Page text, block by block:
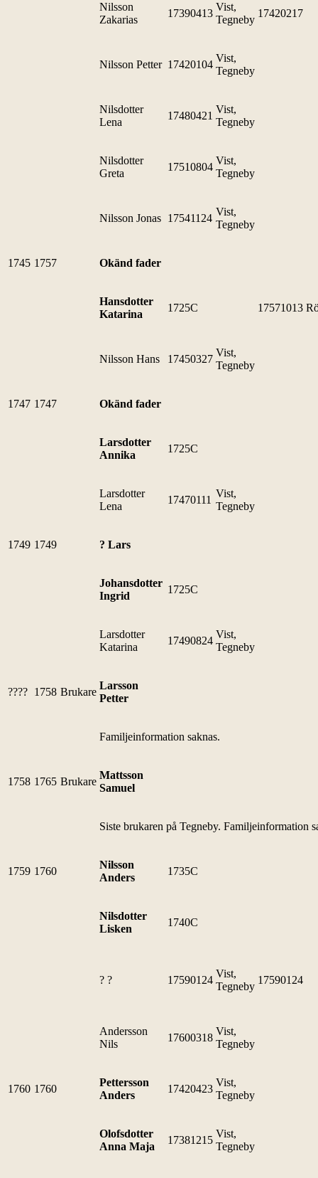
Nilsson
Zakarias
17390413
Vist,
Tegneby
17420217
Nilsson Petter 17420104
Vist,
Tegneby
Nilsdotter
Lena
17480421
Vist,
Tegneby
Nilsdotter
Greta
17510804
Vist,
Tegneby
Nilsson Jonas 17541124
Vist,
Tegneby
1745 1757 Okänd fader
Hansdotter
Katarina
1725C 17571013
Nilsson Hans 17450327
Vist,
Tegneby
1747 1747 Okänd fader
Larsdotter
Annika
1725C
Larsdotter
Lena
17470111
Vist,
Tegneby
1749 1749 ? Lars
Johansdotter
Ingrid
1725C
Larsdotter
Katarina
17490824
Vist,
Tegneby
???? 1758 Brukare
Larsson
Petter
Familjeinformation saknas.
1758 1765 Brukare
Mattsson
Samuel
Siste brukaren på Tegneby. Familjeinformation
1759 1760
Nilsson
Anders
1735C
Nilsdotter
Lisken
1740C
? ? 17590124
Vist,
Tegneby
17590124
Andersson
Nils
17600318
Vist,
Tegneby
1760 1760
Pettersson
Anders
17420423
Vist,
Tegneby
Olofsdotter
Anna Maja
17381215
Vist,
Tegneby